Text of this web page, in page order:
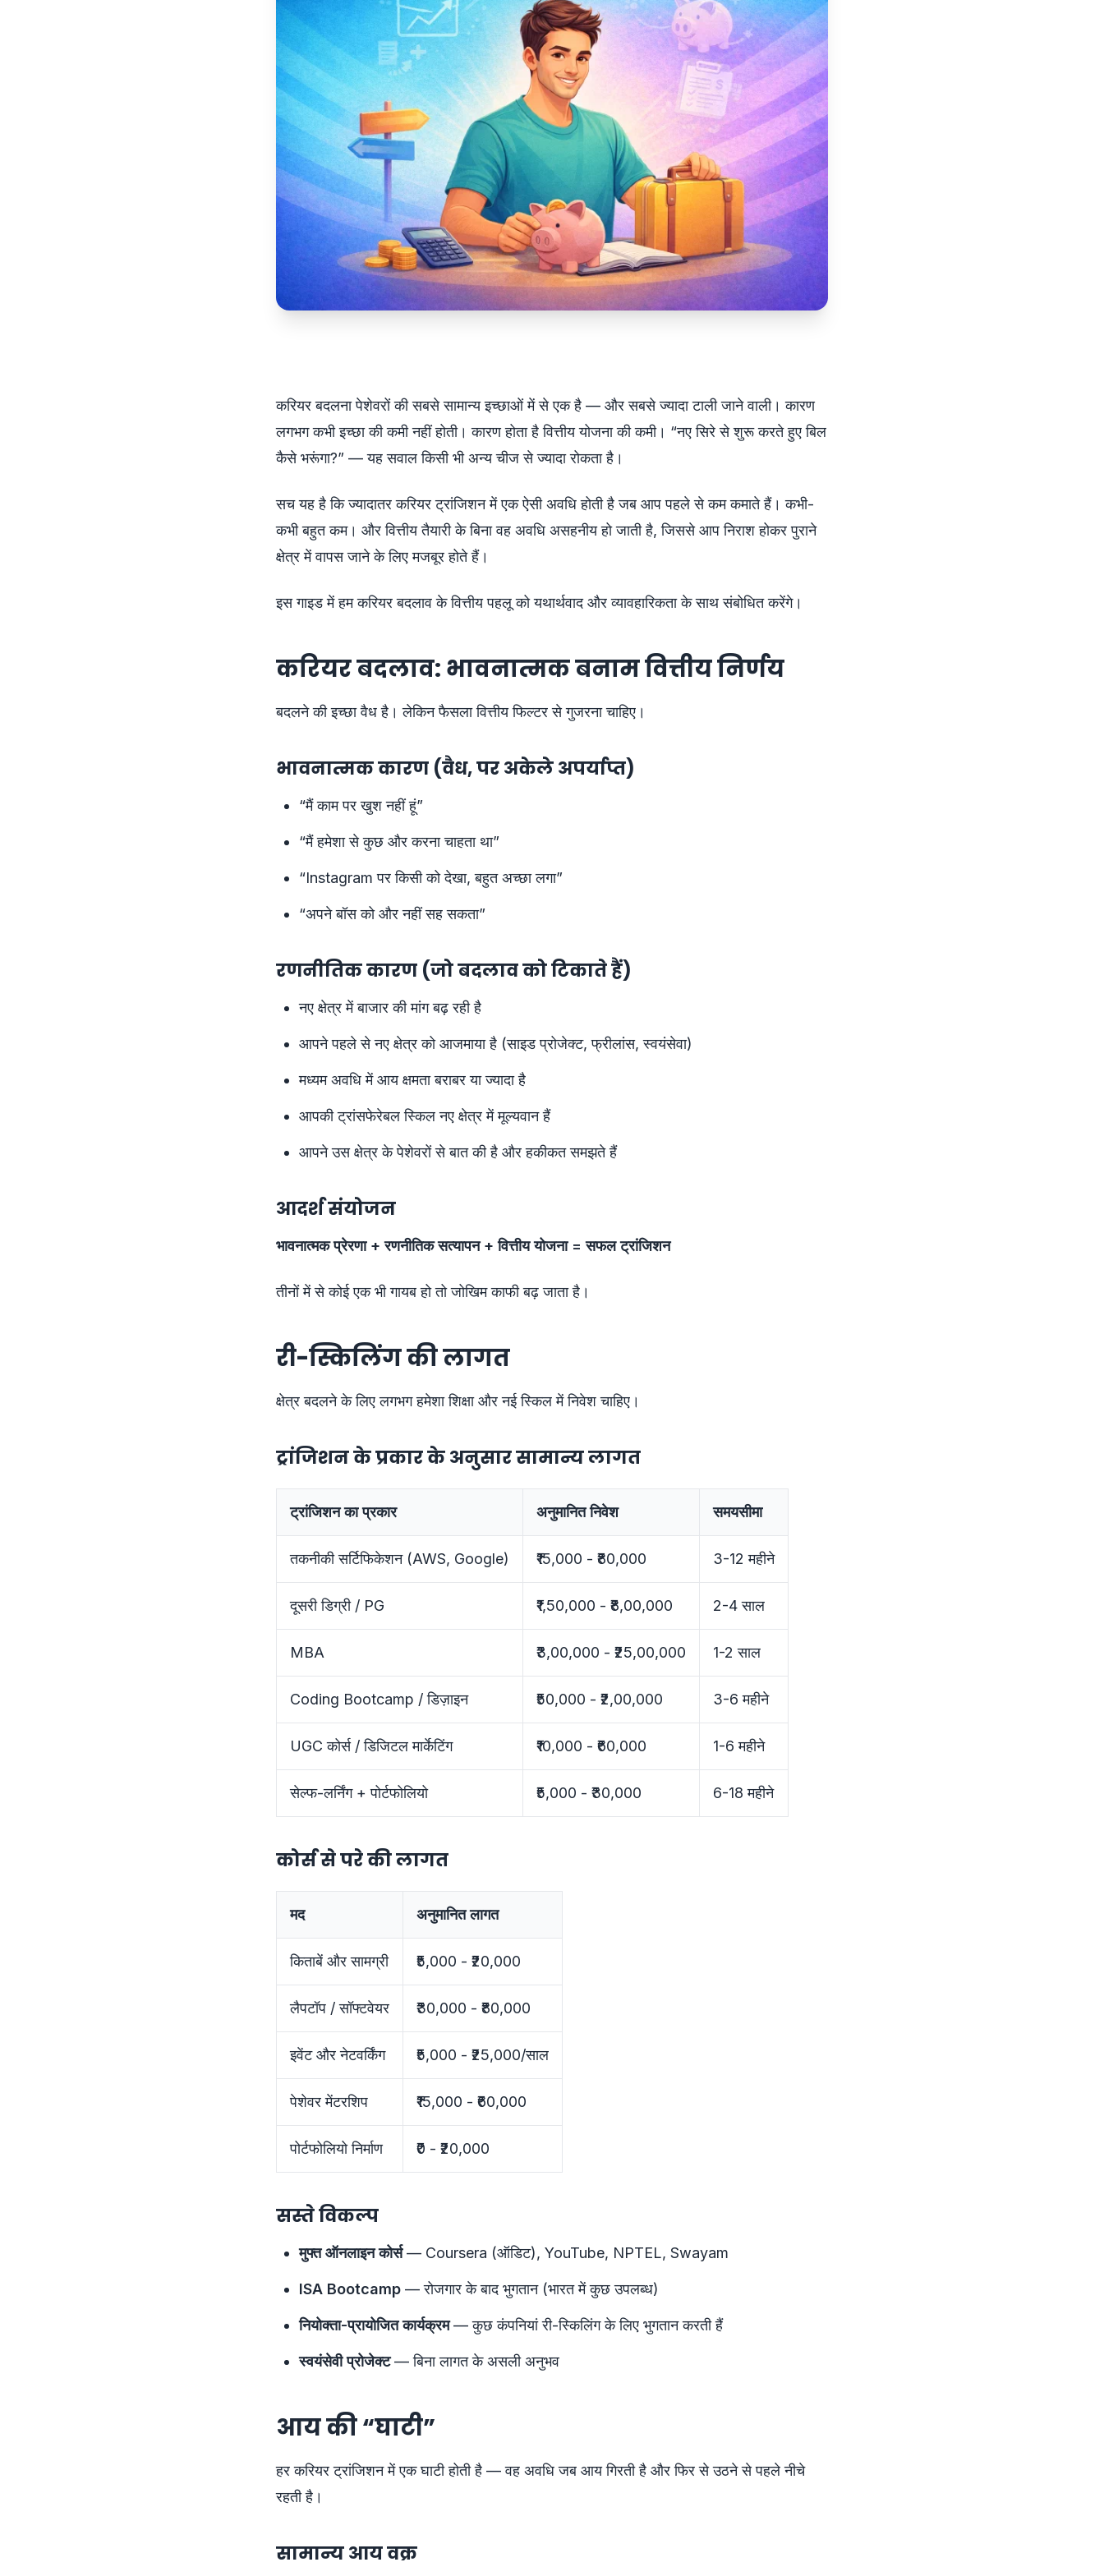
करियर बदलना पेशेवरों की सबसे सामान्य इच्छाओं में से एक है — और सबसे ज्यादा टाली जाने वाली। कारण
लगभग कभी इच्छा की कमी नहीं होती। कारण होता है वित्तीय योजना की कमी। “नए सिरे से शुरू करते हुए बिल
कैसे भरूंगा?” — यह सवाल किसी भी अन्य चीज से ज्यादा रोकता है।
सच यह है कि ज्यादातर करियर ट्रांजिशन में एक ऐसी अवधि होती है जब आप पहले से कम कमाते हैं। कभी-
कभी बहुत कम। और वित्तीय तैयारी के बिना वह अवधि असहनीय हो जाती है, जिससे आप निराश होकर पुराने
क्षेत्र में वापस जाने के लिए मजबूर होते हैं।
इस गाइड में हम करियर बदलाव के वित्तीय पहलू को यथार्थवाद और व्यावहारिकता के साथ संबोधित करेंगे।
करियर बदलाव: भावनात्मक बनाम वित्तीय निर्णय
बदलने की इच्छा वैध है। लेकिन फैसला वित्तीय फिल्टर से गुजरना चाहिए।
भावनात्मक कारण (वैध, पर अकेले अपर्याप्त)
“मैं काम पर खुश नहीं हूं”
“मैं हमेशा से कुछ और करना चाहता था”
“Instagram पर किसी को देखा, बहुत अच्छा लगा”
“अपने बॉस को और नहीं सह सकता”
रणनीतिक कारण (जो बदलाव को टिकाते हैं)
नए क्षेत्र में बाजार की मांग बढ़ रही है
आपने पहले से नए क्षेत्र को आजमाया है (साइड प्रोजेक्ट, फ्रीलांस, स्वयंसेवा)
मध्यम अवधि में आय क्षमता बराबर या ज्यादा है
आपकी ट्रांसफेरेबल स्किल नए क्षेत्र में मूल्यवान हैं
आपने उस क्षेत्र के पेशेवरों से बात की है और हकीकत समझते हैं
आदर्श संयोजन
भावनात्मक प्रेरणा + रणनीतिक सत्यापन + वित्तीय योजना = सफल ट्रांजिशन
तीनों में से कोई एक भी गायब हो तो जोखिम काफी बढ़ जाता है।
री-स्किलिंग की लागत
क्षेत्र बदलने के लिए लगभग हमेशा शिक्षा और नई स्किल में निवेश चाहिए।
ट्रांजिशन के प्रकार के अनुसार सामान्य लागत
ट्रांजिशन का प्रकार अनुमानित निवेश समयसीमा
तकनीकी सर्टिफिकेशन (AWS, Google) ₹15,000 - ₹80,000 3-12 महीने
दूसरी डिग्री / PG ₹1,50,000 - ₹8,00,000 2-4 साल
MBA ₹3,00,000 - ₹25,00,000 1-2 साल
Coding Bootcamp / डिज़ाइन ₹50,000 - ₹2,00,000 3-6 महीने
UGC कोर्स / डिजिटल मार्केटिंग ₹10,000 - ₹60,000 1-6 महीने
सेल्फ-लर्निंग + पोर्टफोलियो ₹5,000 - ₹30,000 6-18 महीने
कोर्स से परे की लागत
मद अनुमानित लागत
किताबें और सामग्री ₹5,000 - ₹20,000
लैपटॉप / सॉफ्टवेयर ₹30,000 - ₹80,000
इवेंट और नेटवर्किंग ₹5,000 - ₹25,000/साल
पेशेवर मेंटरशिप ₹15,000 - ₹60,000
पोर्टफोलियो निर्माण ₹0 - ₹20,000
सस्ते विकल्प
मुफ्त ऑनलाइन कोर्स— Coursera (ऑडिट), YouTube, NPTEL, Swayam
ISA Bootcamp — रोजगार के बाद भुगतान (भारत में कुछ उपलब्ध)
नियोक्ता-प्रायोजित कार्यक्रम— कुछ कंपनियां री-स्किलिंग के लिए भुगतान करती हैं
स्वयंसेवी प्रोजेक्ट— बिना लागत के असली अनुभव
आय की “घाटी”
हर करियर ट्रांजिशन में एक घाटी होती है — वह अवधि जब आय गिरती है और फिर से उठने से पहले नीचे
रहती है।
सामान्य आय वक्र